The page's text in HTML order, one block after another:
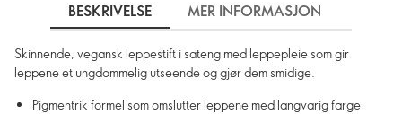
BESKRIVELSE MER INFORMASJON
Skinnende, vegansk leppestift i sateng med leppepleie som gir
leppene et ungdommelig utseende og gjør dem smidige.
Pigmentrik formel som omslutter leppene med langvarig farge